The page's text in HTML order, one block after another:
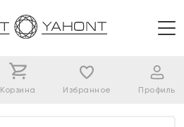
Корзина Избранное Профиль